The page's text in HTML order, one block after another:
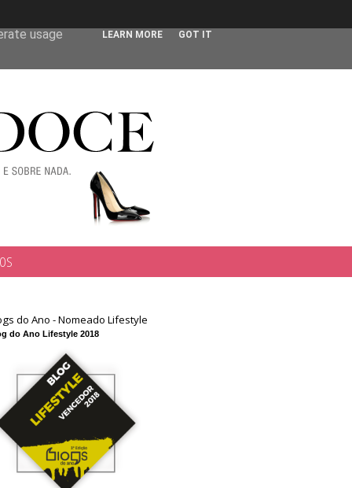
do Ano - Nomeado Lifestyle
do Ano Lifestyle 2018
usage
LEARN MORE GOT IT